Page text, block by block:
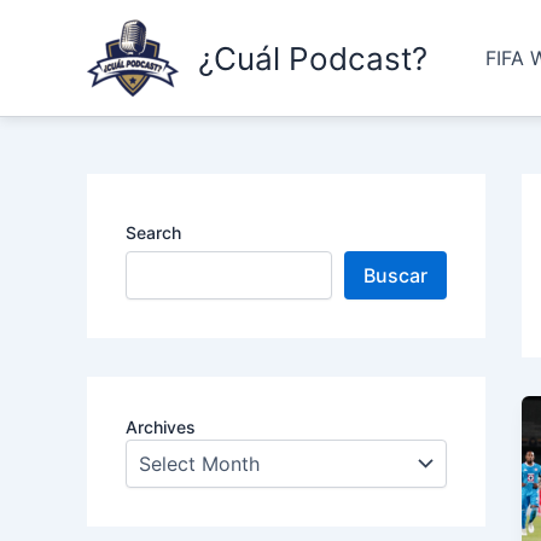
¿Cuál Podcast? FIFA
Search
Buscar
Archives